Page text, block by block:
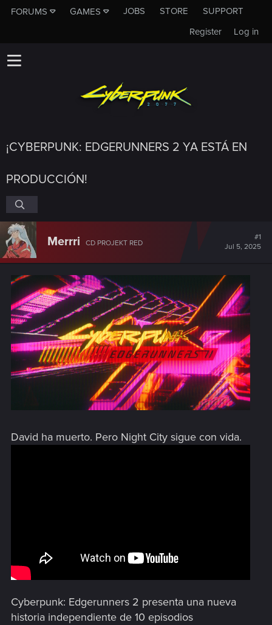
FORUMS GAMES JOBS STORE
SUPPORT
Log in
Register
¡CYBERPUNK: EDGERUNNERS 2 YA ESTÁ EN
PRODUCCIÓN!
Merrri CD PROJEKT RED
#1
Jul 5, 2025
David ha muerto. Pero Night City sigue con vida.
Cyberpunk: Edgerunners 2 presenta una nueva
historia independiente de 10 episodios